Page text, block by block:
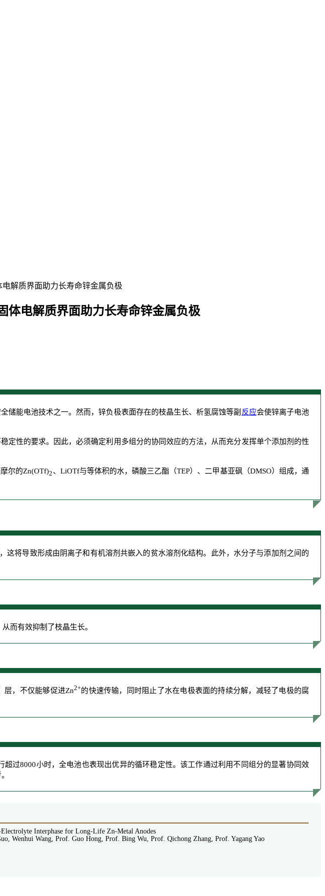
电解质界面助力长寿命锌金属负极
体电解质界面助力长寿命锌金属负极
储能电池技术之一。然而，锌负极表面存在的枝晶生长、析氢腐蚀等副 反应会使锌离子电池
性的要求。因此，必须确定利用多组分的协同效应的方法，从而充分发挥单个添加剂的性
尔的Zn(OTf)2 、LiOTf与等体积的水，磷酸三乙酯（TEP）、二甲基亚砜（DMSO）组成，通
这将导致形成由阴离子和有机溶剂共嵌入的贫水溶剂化结构。此外，水分子与添加剂之间的
而有效抑制了枝晶生长。
层，不仅能够促进Zn2+的快速传输，同时阻止了水在电极表面的持续分解，减轻了电极的腐
超过8000小时，全电池也表现出优异的循环稳定性。该工作通过利用不同组分的显著协同效
Interphase for Long-Life Zn-Metal Anodes
Wenhui Wang, Prof. Guo Hong, Prof. Bing Wu, Prof. Qichong Zhang, Prof. Yagang Yao